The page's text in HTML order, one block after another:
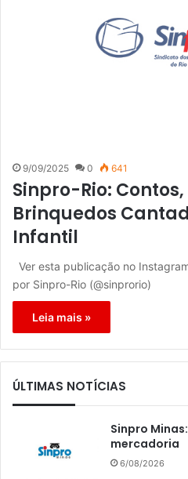
9/09/2025 0 641
Sinpro-Rio:
Brinquedos
Infantil
Ver esta publicação no
por Sinpro-Rio (@sinprorio)
Leia mais »
ÚLTIMAS NOTÍCIAS
Sinpro
mercadoria
6/08/2026